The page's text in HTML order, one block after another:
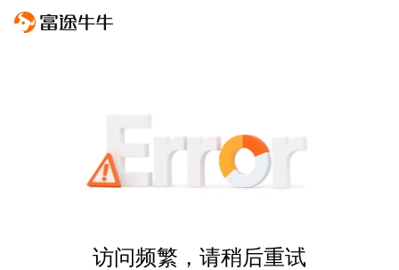
访问频繁，请稍后重试